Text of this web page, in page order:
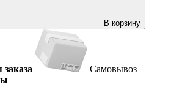
В корзину
Самовывоз